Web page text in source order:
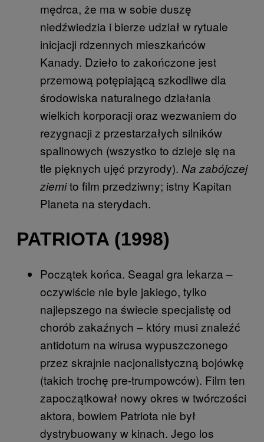
mędrca, że ma w sobie duszę
niedźwiedzia i bierze udział w rytuale
inicjacji rdzennych mieszkańców
Kanady. Dzieło to zakończone jest
przemową potępiającą szkodliwe dla
środowiska naturalnego działania
wielkich korporacji oraz wezwaniem do
rezygnacji z przestarzałych silników
spalinowych (wszystko to dzieje się na
tle pięknych ujęć przyrody). Na zabójczej
ziemito film przedziwny; istny Kapitan
Planeta na sterydach.
PATRIOTA (1998)
Początek końca. Seagal gra lekarza –
oczywiście nie byle jakiego, tylko
najlepszego na świecie specjalistę od
chorób zakaźnych – który musi znaleźć
antidotum na wirusa wypuszczonego
przez skrajnie nacjonalistyczną bojówkę
(takich trochę pre-trumpowców). Film ten
zapoczątkował nowy okres w twórczości
aktora, bowiem Patriota nie był
dystrybuowany w kinach. Jego los